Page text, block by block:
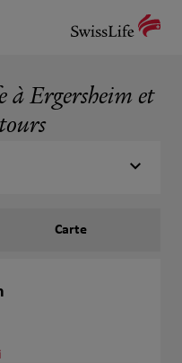
à Ergersheim et
Carte